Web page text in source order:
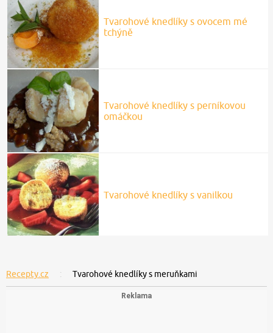
Tvarohové knedlíky s ovocem mé
tchýně
Tvarohové knedlíky s perníkovou
omáčkou
Tvarohové knedlíky s vanilkou
Recepty.cz Tvarohové knedlíky s meruňkami